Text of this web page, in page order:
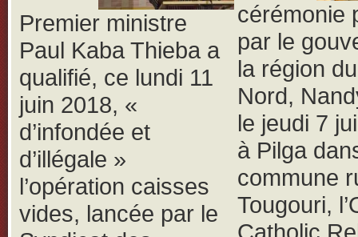
Premier ministre
Paul Kaba Thieba a
qualifié, ce lundi 11
juin 2018, «
d’infondée et
d’illégale »
l’opération caisses
vides, lancée par le
cérémonie
par le
la région
Nord,
le jeudi 7
à Pilga
commune
Tougouri,